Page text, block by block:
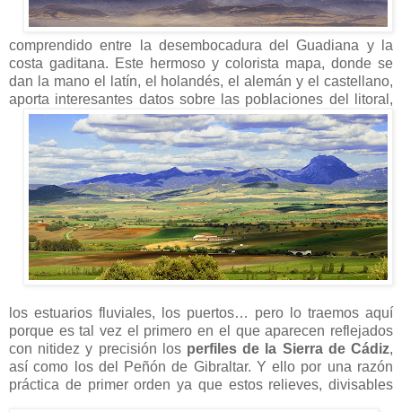
comprendido entre la desembocadura del Guadiana y la
costa gaditana. Este hermoso y colorista mapa, donde se
dan la mano el latín, el holandés, el alemán y el castellano,
aporta interesantes datos sobre las poblaciones del litoral,
los estuarios fluviales, los puertos… pero lo traemos aquí
porque es tal vez el primero en el que aparecen reflejados
con nitidez y precisión los perfiles de la Sierra de Cádiz,
así como los del Peñón de Gibraltar. Y ello por una razón
práctica de primer orden ya que estos relieves, divisables